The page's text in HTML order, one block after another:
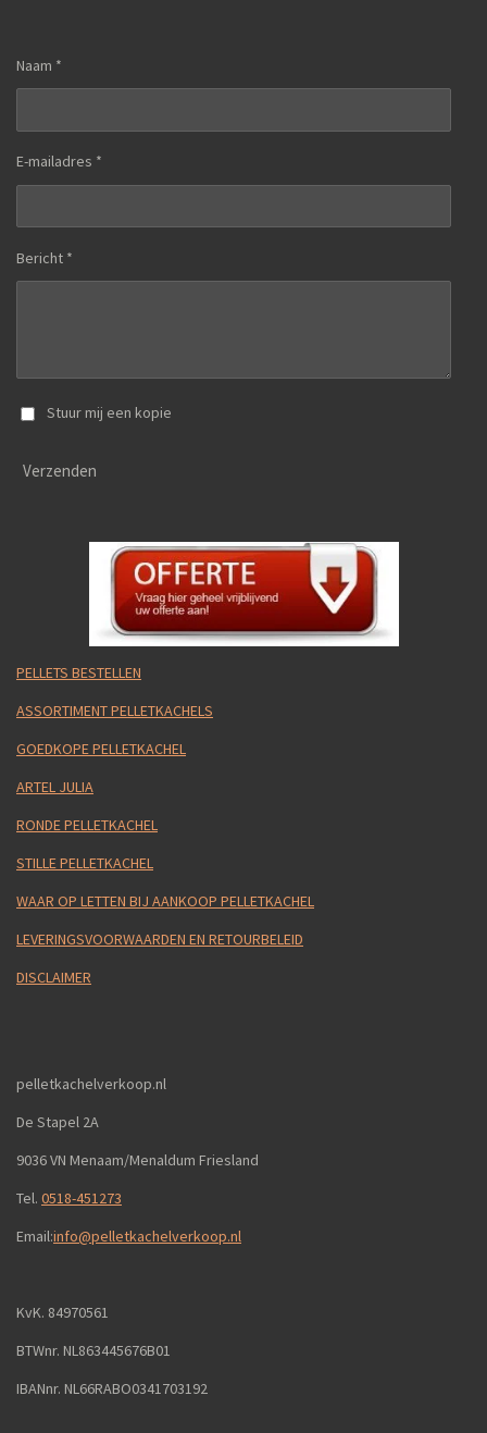
Naam *
E-mailadres *
Bericht *
Stuur mij een kopie
Verzenden
PELLETS BESTELLEN
ASSORTIMENT PELLETKACHELS
GOEDKOPE PELLETKACHEL
ARTEL JULIA
RONDE PELLETKACHEL
STILLE PELLETKACHEL
WAAR OP LETTEN BIJ AANKOOP PELLETKACHEL
LEVERINGSVOORWAARDEN EN RETOURBELEID
DISCLAIMER
pelletkachelverkoop.nl
De Stapel 2A
9036 VN Menaam/Menaldum Friesland
Tel. 0518-451273
Email:info@pelletkachelverkoop.nl
KvK. 84970561
BTWnr. NL863445676B01
IBANnr. NL66RABO0341703192